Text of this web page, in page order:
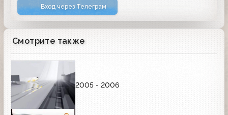
Вход через Телеграм
Смотрите также
2005 - 2006